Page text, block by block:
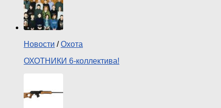
Новости /Охота
ОХОТНИКИ 6-коллектива!